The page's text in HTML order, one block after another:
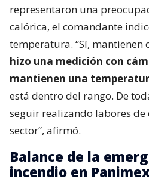
representaron una
calórica, el comandante
temperatura. “Sí, mantienen
hizo una medición con
mantienen una
está dentro del rango. De
seguir realizando labores de
sector”, afirmó.
Balance de la
incendio en